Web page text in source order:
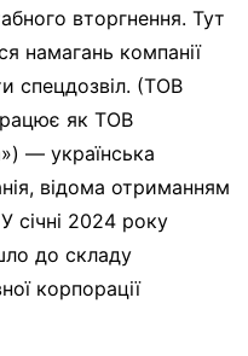
вторгнення. Тут
намагань компанії
спецдозвіл. (ТОВ
як ТОВ
— українська
відома отриманням
січні 2024 року
до складу
корпорації